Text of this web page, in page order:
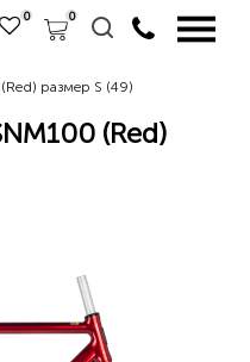
0 0
размер S (49)
(Red)